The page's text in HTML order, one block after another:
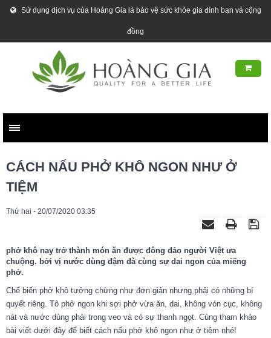
Sử dụng dịch vụ của Hoàng Gia là bảo vệ sức khỏe gia đình bạn và cộng
đồng
CÁCH NẤU PHỞ KHÔ NGON NHƯ Ở
TIỆM
Thứ hai - 20/07/2020 03:35
phở khô nay trở thành món ăn được đông đảo người Việt ưa
chuộng. bởi vị nước dùng đậm đà cùng sự dai ngon của miếng
phở.
Chế biến phở khô tưởng chừng như đơn giản nhưng phải có những bí
quyết riêng. Tô phở ngon khi sợi phở vừa ăn, dai, không vón cục, không
nát và nước dùng phải trong veo và có sự thanh ngọt. Cùng tham khảo
bài viết dưới đây để biết cách nấu phở khô ngon như ở tiệm nhé!